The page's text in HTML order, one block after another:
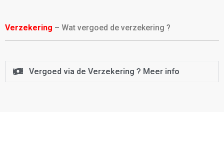
Verzekering – Wat vergoed de verzekering ?
Vergoed via de Verzekering ? Meer info